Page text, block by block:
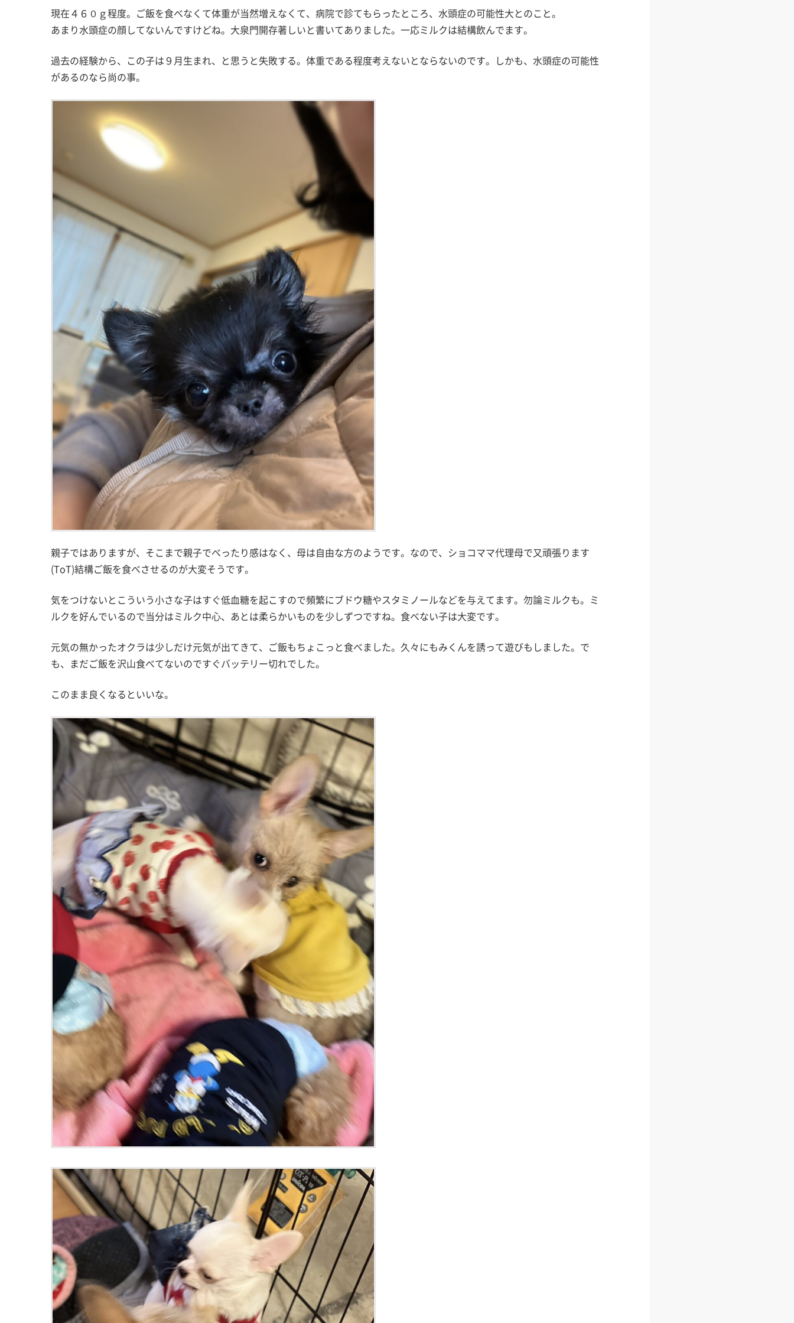
現在４６０ｇ程度。ご飯を食べなくて体重が当然増えなくて、病院で診てもらったところ、水頭症の可能性大とのこと。
あまり水頭症の顔してないんですけどね。大泉門開存著しいと書いてありました。一応ミルクは結構飲んでます。
過去の経験から、この子は９月生まれ、と思うと失敗する。体重である程度考えないとならないのです。しかも、水頭症の可能性
があるのなら尚の事。
親子ではありますが、そこまで親子でべったり感はなく、母は自由な方のようです。なので、ショコママ代理母で又頑張ります
(ToT)結構ご飯を食べさせるのが大変そうです。
気をつけないとこういう小さな子はすぐ低血糖を起こすので頻繁にブドウ糖やスタミノールなどを与えてます。勿論ミルクも。ミ
ルクを好んでいるので当分はミルク中心、あとは柔らかいものを少しずつですね。食べない子は大変です。
元気の無かったオクラは少しだけ元気が出てきて、ご飯もちょこっと食べました。久々にもみくんを誘って遊びもしました。で
も、まだご飯を沢山食べてないのですぐバッテリー切れでした。
このまま良くなるといいな。